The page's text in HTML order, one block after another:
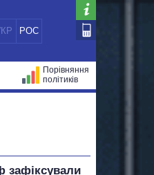
РОС
Порівняння
політиків
зафіксували